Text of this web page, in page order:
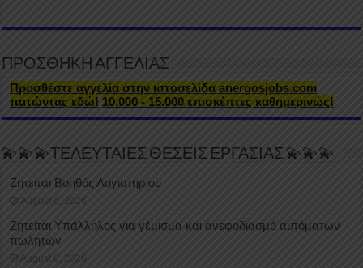
ΠΡΟΣΘΗΚΗ ΑΓΓΕΛΙΑΣ
Προσθέστε αγγελία στην ιστοσελίδα anergosjobs.com
πατώντας εδώ! 10.000 - 15.000 επισκέπτες καθημερινώς!
💫💫💫ΤΕΛΕΥΤΑΙΕΣ ΘΕΣΕΙΣ ΕΡΓΑΣΙΑΣ 💫💫💫
Ζητείται Βοηθός Λογιστηρίου
August 6, 2026
Ζητείται Υπάλληλος για γέμισμα και ανεφοδιασμό αυτόματων
πωλητών
August 6, 2026